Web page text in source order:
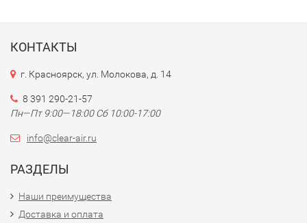
КОНТАКТЫ
г. Красноярск, ул. Молокова, д. 14
8 391 290-21-57
Пн—Пт 9:00—18:00 Сб 10:00-17:00
info@clear-air.ru
РАЗДЕЛЫ
Наши преимущества
Доставка и оплата